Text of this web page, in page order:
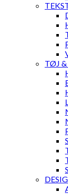
TØJ &